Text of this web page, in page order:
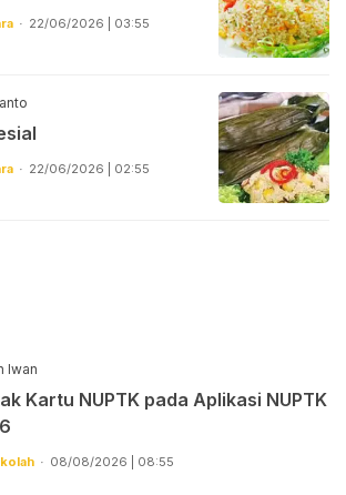
22/06/2026 | 03:55
22/06/2026 | 02:55
Iwan
Kartu NUPTK pada Aplikasi NUPTK
08/08/2026 | 08:55